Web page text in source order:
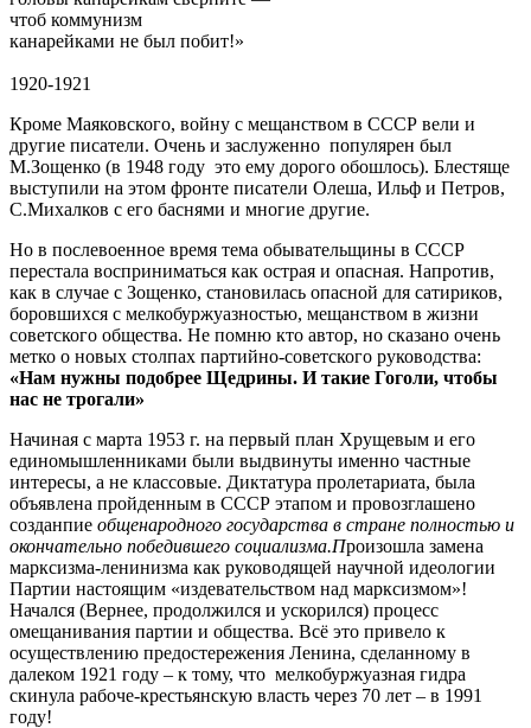
чтоб коммунизм
канарейками не был побит!»
1920-1921
Кроме Маяковского, войну с мещанством в СССР вели и
другие писатели. Очень и заслуженно популярен был
М.Зощенко (в 1948 году это ему дорого обошлось). Блестяще
выступили на этом фронте писатели Олеша, Ильф и Петров,
С.Михалков с его баснями и многие другие.
Но в послевоенное время тема обывательщины в СССР
перестала восприниматься как острая и опасная. Напротив,
как в случае с Зощенко, становилась опасной для сатириков,
боровшихся с мелкобуржуазностью, мещанством в жизни
советского общества. Не помню кто автор, но сказано очень
метко о новых столпах партийно-советского руководства:
«Нам нужны подобрее Щедрины. И такие Гоголи, чтобы
нас не трогали»
Начиная с марта 1953 г. на первый план Хрущевым и его
единомышленниками были выдвинуты именно частные
интересы, а не классовые. Диктатура пролетариата, была
объявлена пройденным в СССР этапом и провозглашено
созданпие общенародного государства в стране полностью и
окончательно победившего социализма.Произошла замена
марксизма-ленинизма как руководящей научной идеологии
Партии настоящим «издевательством над марксизмом»!
Начался (Вернее, продолжился и ускорился) процесс
омещанивания партии и общества. Всё это привело к
осуществлению предостережения Ленина, сделанному в
далеком 1921 году – к тому, что мелкобуржуазная гидра
скинула рабоче-крестьянскую власть через 70 лет – в 1991
году!